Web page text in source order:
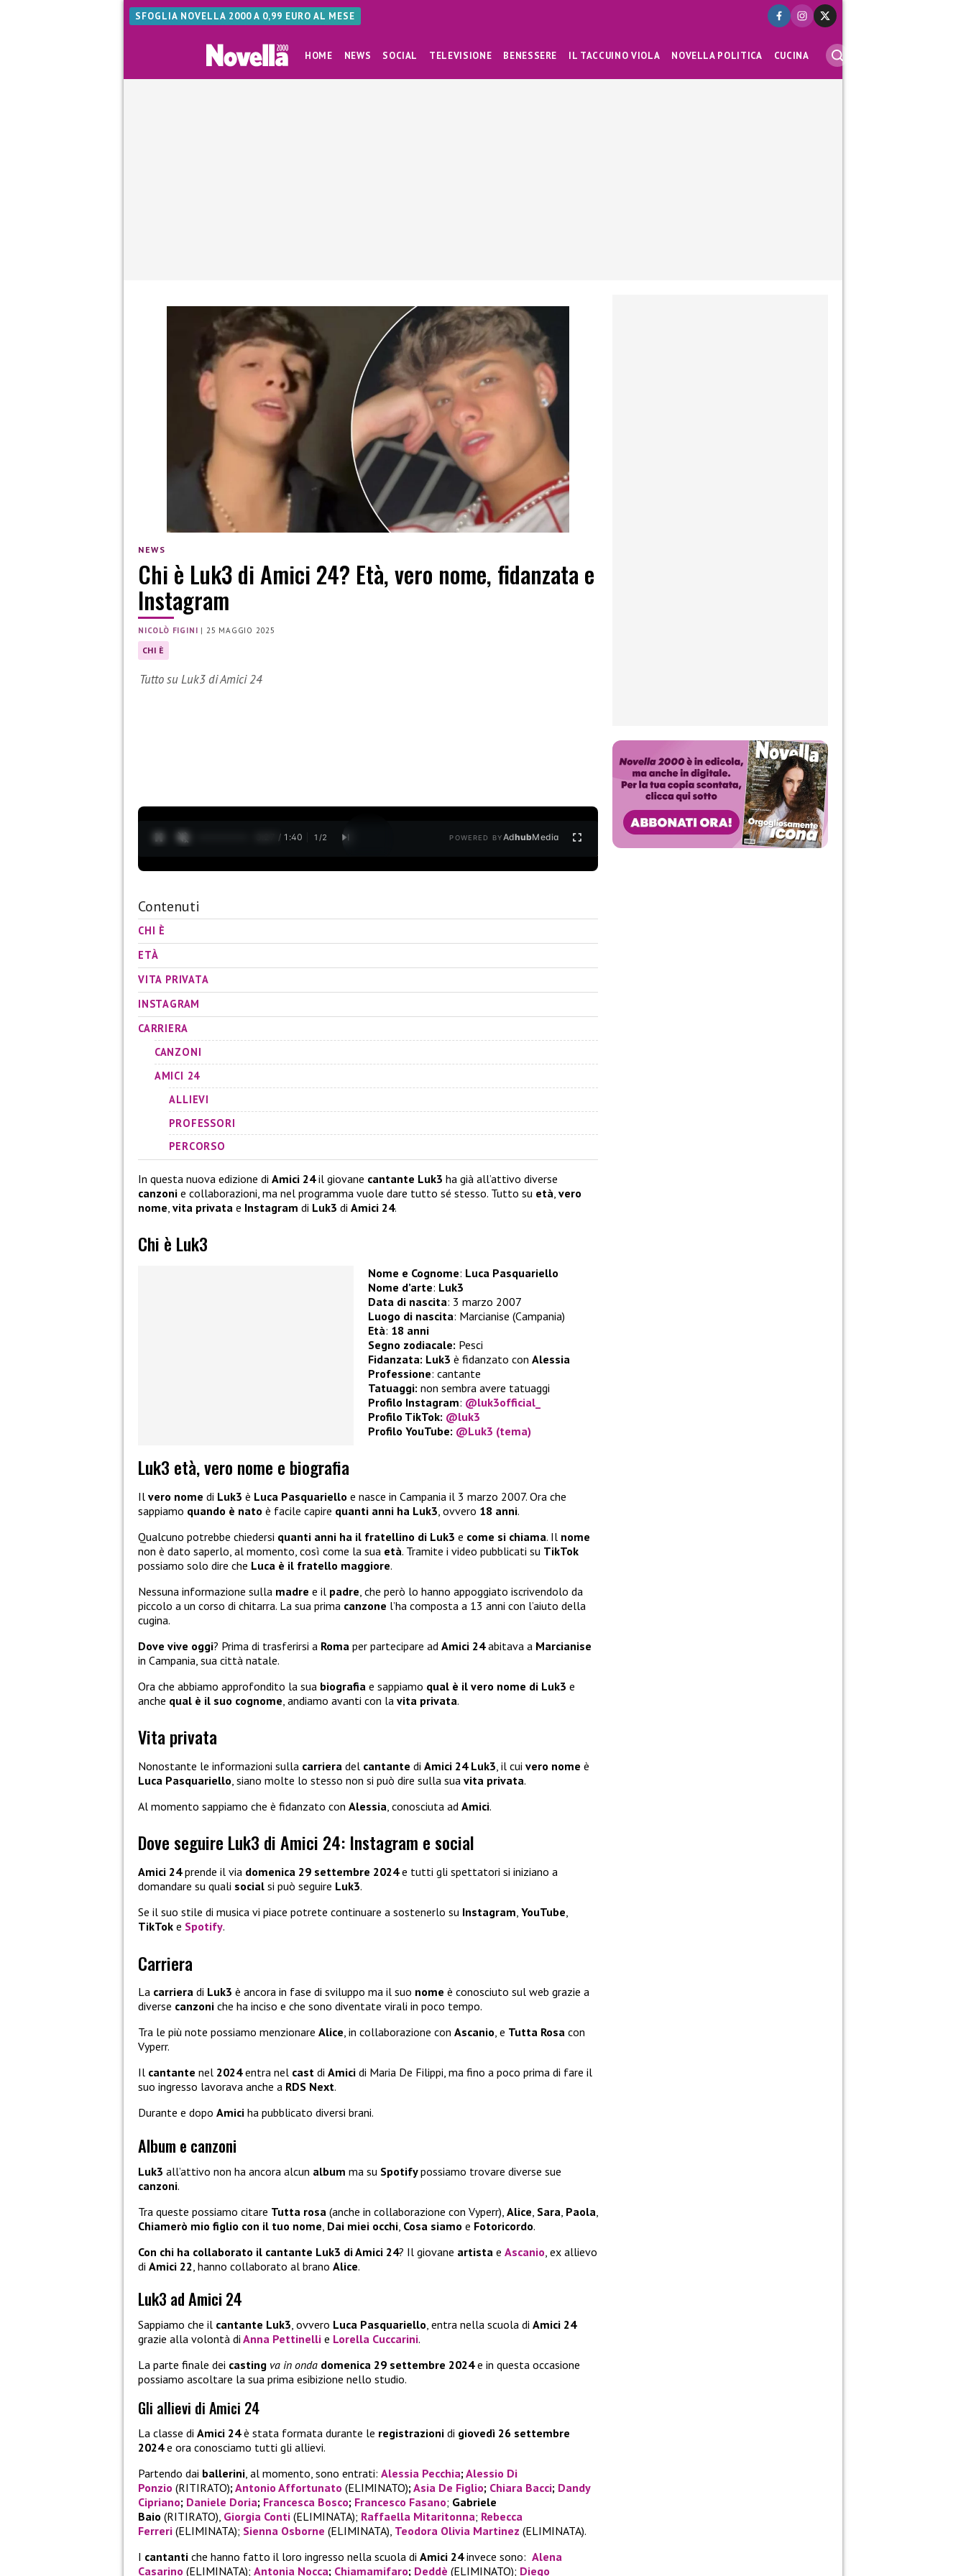
SFOGLIA NOVELLA 2000 A 0,99 EURO AL MESE
HOME NEWS SOCIAL TELEVISIONE BENESSERE IL TACCUINO VIOLA NOVELLA POLITICA CUCINA
NEWS
Chi è Luk3 di Amici 24? Età, vero nome, fidanzata e
Instagram
NICOLÒ FIGINI | 25 MAGGIO 2025
CHI È
Tutto su Luk3 di Amici 24
0:28 / 1:40 1 /2 POWERED BYAdhubMedia
Contenuti
CHI È
ETÀ
VITA PRIVATA
INSTAGRAM
CARRIERA
CANZONI
AMICI 24
ALLIEVI
PROFESSORI
PERCORSO
In questa nuova edizione di Amici 24il giovane cantante Luk3 ha già all’attivo diverse
canzoni e collaborazioni, ma nel programma vuole dare tutto sé stesso. Tutto su età vero
nome vita privata e Instagram di Luk3 di Amici 24.
Chi è Luk3
Nome e Cognome: Luca Pasquariello
Nome d’arte: Luk3
Data di nascita: 3 marzo 2007
Luogo di nascita: Marcianise (Campania)
Età: 18 anni
Segno zodiacale: Pesci
Fidanzata: Luk3 è fidanzato con Alessia
Professione: cantante
Tatuaggi: non sembra avere tatuaggi
Profilo Instagram: @luk3official_
Profilo TikTok: @luk3
Profilo YouTube: @Luk3 (tema)
Luk3 età, vero nome e biografia
Il vero nome di Luk3 è Luca Pasquariello e nasce in Campania il 3 marzo 2007. Ora che
sappiamo quando è nato è facile capire quanti anni ha Luk3 , ovvero 18 anni.
Qualcuno potrebbe chiedersi quanti anni ha il fratellino di Luk3 e come si chiama. Il nome
non è dato saperlo, al momento, così come la sua età. Tramite i video pubblicati su TikTok
possiamo solo dire che Luca è il fratello maggiore.
Nessuna informazione sulla madre e il padre , che però lo hanno appoggiato iscrivendolo da
piccolo a un corso di chitarra. La sua prima canzone l’ha composta a 13 anni con l’aiuto della
cugina.
Dove vive oggi? Prima di trasferirsi a Roma per partecipare ad Amici 24abitava a Marcianise
in Campania, sua città natale.
Ora che abbiamo approfondito la sua biografia e sappiamo qual è il vero nome di Luk3 e
anche qual è il suo cognome , andiamo avanti con la vita privata.
Vita privata
Nonostante le informazioni sulla carriera del cantante di Amici 24 Luk3, il cui vero nome è
Luca Pasquariello, siano molte lo stesso non si può dire sulla sua vita privata.
Al momento sappiamo che è fidanzato con Alessia, conosciuta ad Amici.
Dove seguire Luk3 di Amici 24: Instagram e social
Amici 24prende il via domenica 29 settembre 2024e tutti gli spettatori si iniziano a
domandare su quali social si può seguire Luk3.
Se il suo stile di musica vi piace potrete continuare a sostenerlo su Instagram, YouTube,
TikTok e Spotify.
Carriera
La carriera di Luk3 è ancora in fase di sviluppo ma il suo nome è conosciuto sul web grazie a
diverse canzoni che ha inciso e che sono diventate virali in poco tempo.
Tra le più note possiamo menzionare Alice, in collaborazione con Ascanio, e Tutta Rosa con
Vyperr.
Il cantante nel 2024entra nel cast di Amici di Maria De Filippi, ma fino a poco prima di fare il
suo ingresso lavorava anche a RDS Next.
Durante e dopo Amici ha pubblicato diversi brani.
Album e canzoni
Luk3 all’attivo non ha ancora alcun album ma su Spotifypossiamo trovare diverse sue
canzoni.
Tra queste possiamo citare Tutta rosa (anche in collaborazione con Vyperr), Alice Sara Paola
Chiamerò mio figlio con il tuo nome Dai miei occhi Cosa siamo e Fotoricordo.
Con chi ha collaborato il cantante Luk3 di Amici 24? Il giovane artista e Ascanio , ex allievo
di Amici 22 , hanno collaborato al brano Alice.
Luk3 ad Amici 24
Sappiamo che il cantante Luk3 , ovvero Luca Pasquariello , entra nella scuola di Amici 24
grazie alla volontà di Anna Pettinelli e Lorella Cuccarini.
La parte finale dei casting va in onda domenica 29 settembre 2024e in questa occasione
possiamo ascoltare la sua prima esibizione nello studio.
Gli allievi di Amici 24
La classe di Amici 24è stata formata durante le registrazioni di giovedì 26 settembre
2024e ora conosciamo tutti gli allievi.
Partendo dai ballerini , al momento, sono entrati: Alessia Pecchia; Alessio Di
Ponzio (RITIRATO); Antonio Affortunato (ELIMINATO); Asia De Figlio; Chiara Bacci; Dandy
Cipriano; Daniele Doria; Francesca Bosco; Francesco Fasano; Gabriele
Baio (RITIRATO), Giorgia Conti (ELIMINATA); Raffaella Mitaritonna; Rebecca
Ferreri (ELIMINATA); Sienna Osborne (ELIMINATA), Teodora Olivia Martinez (ELIMINATA).
I cantanti che hanno fatto il loro ingresso nella scuola di Amici 24invece sono: Alena
Casarino (ELIMINATA); Antonia Nocca; Chiamamifaro; Deddè (ELIMINATO); Diego